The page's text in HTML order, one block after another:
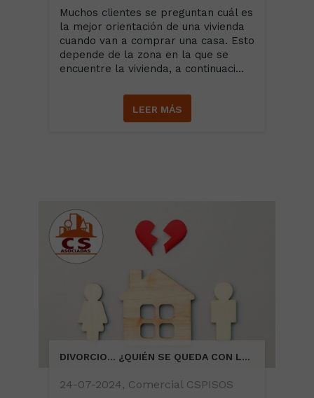
Muchos clientes se preguntan cuál es
la mejor orientación de una vivienda
cuando van a comprar una casa. Esto
depende de la zona en la que se
encuentre la vivienda, a continuaci...
LEER MÁS
DIVORCIO... ¿QUIÉN SE QUEDA CON LA CASA?
24-07-2024, Comercial CSPISOS